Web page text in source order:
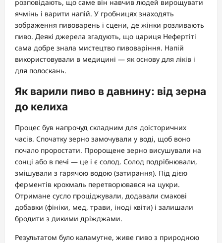
розповідають, що саме він навчив людей вирощувати
ячмінь і варити напій. У гробницях знаходять
зображення пивоварень і сцени, де жінки розливають
пиво. Деякі джерела згадують, що цариця Нефертіті
сама добре знала мистецтво пивоваріння. Напій
використовували в медицині — як основу для ліків і
для полоскань.
Як варили пиво в давнину: від зерна
до келиха
Процес був напрочуд складним для доісторичних
часів. Спочатку зерно замочували у воді, щоб воно
почало проростати. Пророщене зерно висушували на
сонці або в печі — це і є солод. Солод подрібнювали,
змішували з гарячою водою (затирання). Під дією
ферментів крохмаль перетворювався на цукри.
Отримане сусло проціджували, додавали смакові
добавки (фініки, мед, трави, іноді квіти) і залишали
бродити з дикими дріжджами.
Результатом було каламутне, живе пиво з природною